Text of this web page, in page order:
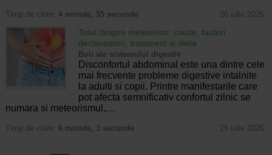
Timp de citire: 4 minute, 55 secunde 26 iulie 2026
Totul despre meteorism: cauze, factori
declansatori, tratament si dieta
Boli ale sistemului digestiv
Disconfortul abdominal este una dintre cele
mai frecvente probleme digestive intalnite
la adulti si copii. Printre manifestarile care
pot afecta semnificativ confortul zilnic se
numara si meteorismul,…
Timp de citire: 6 minute, 3 secunde 26 iulie 2026